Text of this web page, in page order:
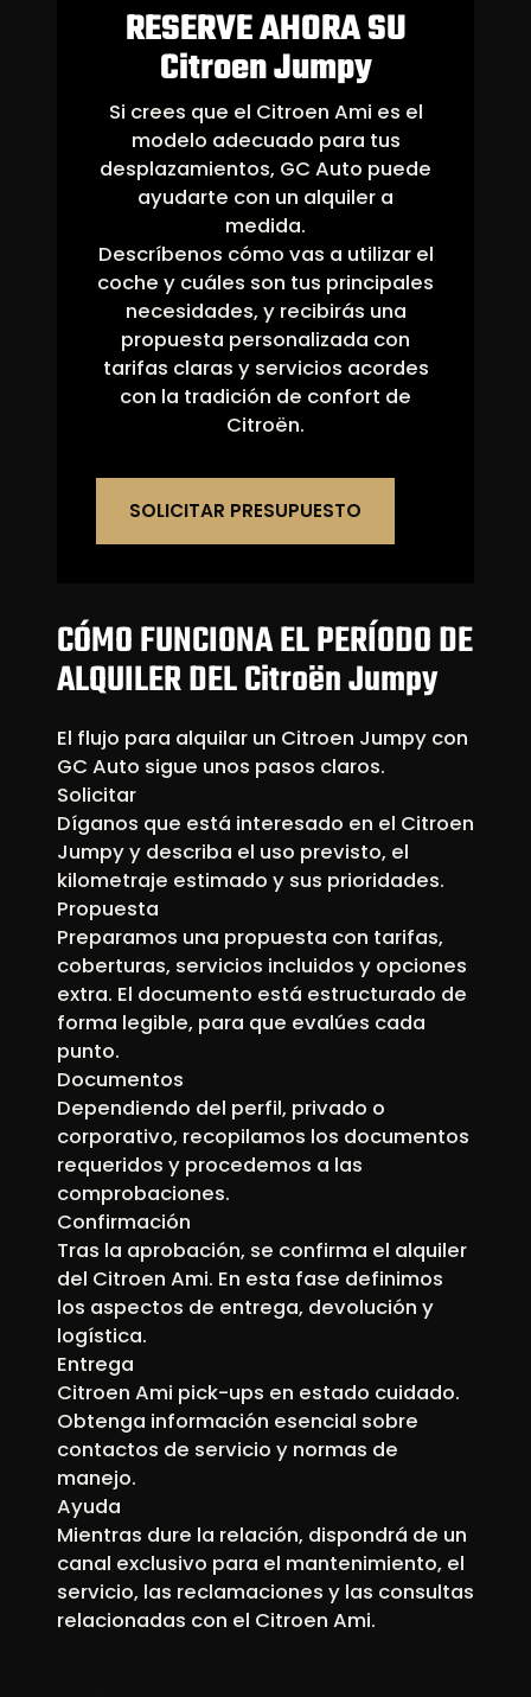
RESERVE AHORA SU
Citroen Jumpy
Si crees que el Citroen Ami es el
modelo adecuado para tus
desplazamientos, GC Auto puede
ayudarte con un alquiler a
medida.
Descríbenos cómo vas a utilizar el
coche y cuáles son tus principales
necesidades, y recibirás una
propuesta personalizada con
tarifas claras y servicios acordes
con la tradición de confort de
Citroën.
SOLICITAR PRESUPUESTO
CÓMO FUNCIONA EL PERÍODO DE
ALQUILER DEL Citroën Jumpy
El flujo para alquilar un Citroen Jumpy con
GC Auto sigue unos pasos claros.
Solicitar
Díganos que está interesado en el Citroen
Jumpy y describa el uso previsto, el
kilometraje estimado y sus prioridades.
Propuesta
Preparamos una propuesta con tarifas,
coberturas, servicios incluidos y opciones
extra. El documento está estructurado de
forma legible, para que evalúes cada
punto.
Documentos
Dependiendo del perfil, privado o
corporativo, recopilamos los documentos
requeridos y procedemos a las
comprobaciones.
Confirmación
Tras la aprobación, se confirma el alquiler
del Citroen Ami. En esta fase definimos
los aspectos de entrega, devolución y
logística.
Entrega
Citroen Ami pick-ups en estado cuidado.
Obtenga información esencial sobre
contactos de servicio y normas de
manejo.
Ayuda
Mientras dure la relación, dispondrá de un
canal exclusivo para el mantenimiento, el
servicio, las reclamaciones y las consultas
relacionadas con el Citroen Ami.